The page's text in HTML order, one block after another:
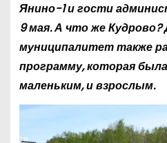
Янино-1 и гости
9 мая. А что же Кудрово?
муниципалитет также
программу, которая
маленьким, и взрослым.